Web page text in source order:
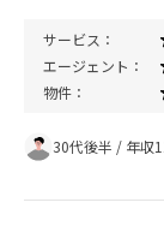
サービス：
エージェント：
物件：
30代後半 / 年収